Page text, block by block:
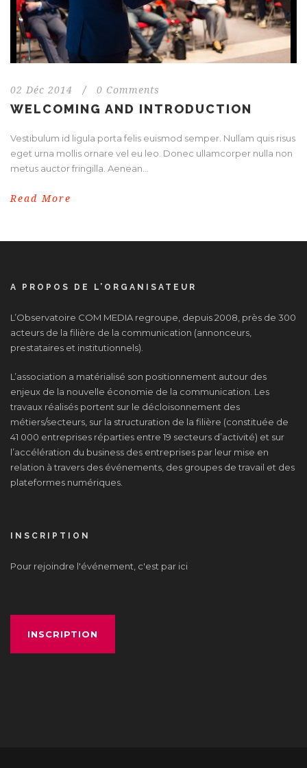
02 Déc 2014 / 0 Comments
WELCOMING AND INTRODUCTION
Vestibulum id ligula porta felis euismod semper. Nullam quis risus
eget urna mollis ornare vel eu leo. Donec ullamcorper nulla non
metus auctor fringilla. Aenean...
Read More
A PROPOS DE L’ORGANISATEUR
L’Observatoire COM MEDIA regroupe, depuis 2008, près de 300
acteurs de la filière de la communication (annonceurs,
prestataires et institutionnels).
L’association a matérialisé son positionnement autour des
enjeux de la nouvelle économie de la communication. Les
travaux réalisés portent sur le décloisonnement des
métiers/secteurs, sur la structuration de la filière (constituée de
41 000 entreprises réparties entre 19 secteurs d’activité) et sur
l’accélération du business des entreprises par leur mise en
relation à travers des événements, des groupes de travail et des
plateformes numériques.
INSCRIPTION
Pour rejoindre l'événement, c'est par ici
INSCRIPTION